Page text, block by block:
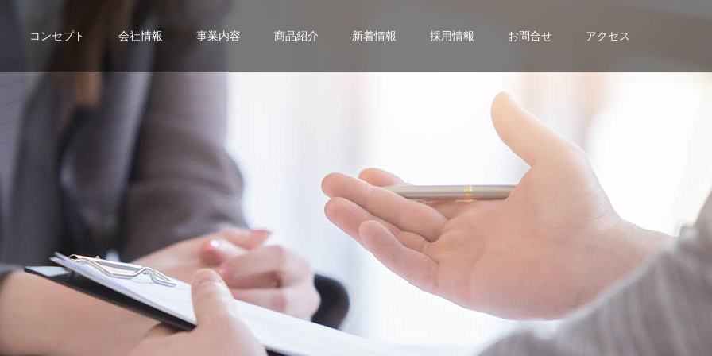
コンセプト 会社情報 事業内容 商品紹介 新着情報 採用情報 お問合せ アクセス